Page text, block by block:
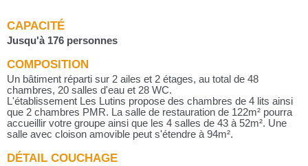
CAPACITÉ
Jusqu'à 176 personnes
COMPOSITION
Un bâtiment réparti sur 2 ailes et 2 étages, au total de 48
chambres, 20 salles d'eau et 28 WC.
L'établissement Les Lutins propose des chambres de 4 lits ainsi
que 2 chambres PMR. La salle de restauration de 122m² pourra
accueillir votre groupe ainsi que les 4 salles de 43 à 52m². Une
salle avec cloison amovible peut s'étendre à 94m².
DÉTAIL COUCHAGE